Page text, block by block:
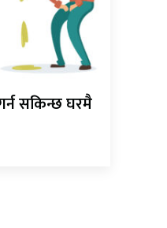
सकिन्छ घरमै